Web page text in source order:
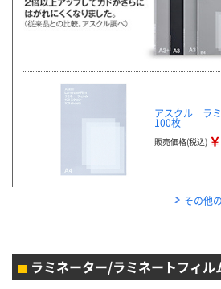
アスクル ラ
100枚
販売価格(税込)
その他
ラミネーター/ラミネートフィル